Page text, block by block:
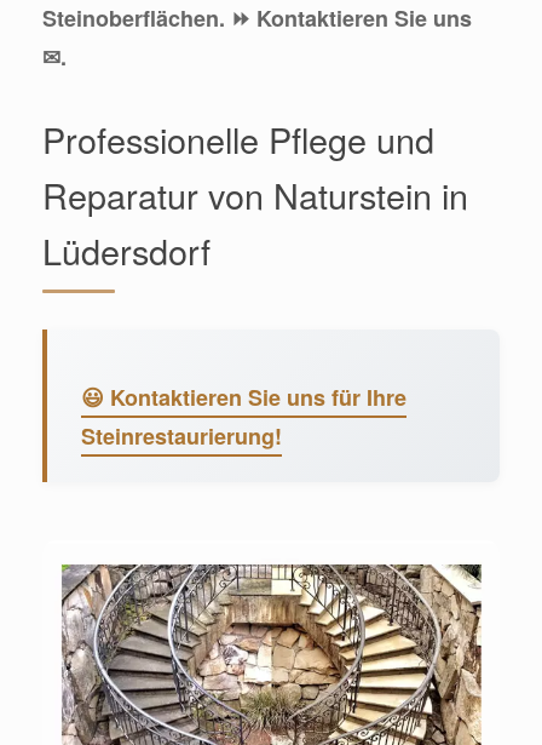
Steinoberflächen. ⏩ Kontaktieren Sie uns
✉.
Professionelle Pflege und
Reparatur von Naturstein in
Lüdersdorf
😃 Kontaktieren Sie uns für Ihre
Steinrestaurierung!